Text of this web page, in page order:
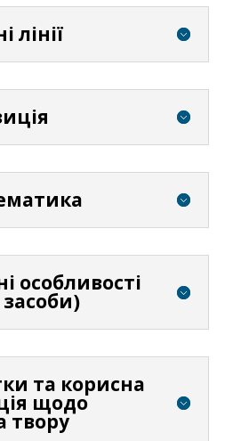
лінії
особливості
та корисна
щодо
твору